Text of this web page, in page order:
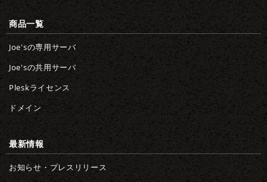
商品一覧
Joe'sの専用サーバ
Joe'sの共用サーバ
Pleskライセンス
ドメイン
最新情報
お知らせ・プレスリリース